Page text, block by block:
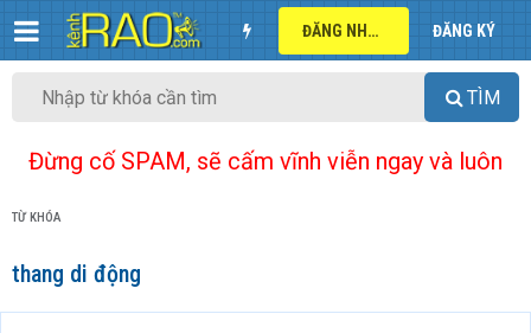
ĐĂNG NHẬP ĐĂNG KÝ
TÌM
Đừng cố SPAM, sẽ cấm vĩnh viễn ngay và luôn
TỪ KHÓA
thang di động